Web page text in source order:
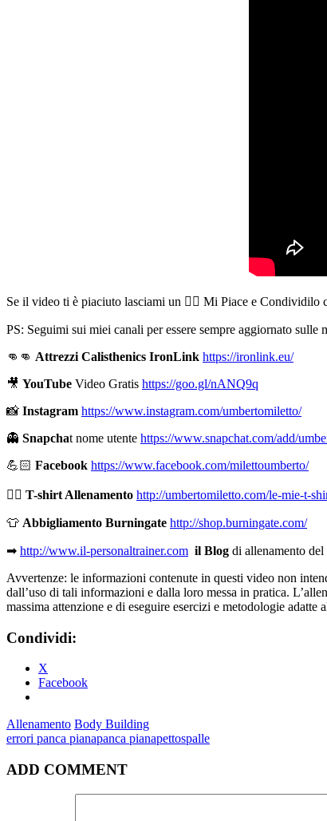
Se il video ti è piaciuto lasciami un 👍🏻 Mi Piace e
PS: Seguimi sui miei canali per essere sempre aggiornato sulle
👊👊 Attrezzi Calisthenics IronLink https://ironlink.eu/
🎥 YouTube Video Gratis https://goo.gl/nANQ9q
📸 Instagram https://www.instagram.com/umbertomiletto/
👻 Snapchat nome utente https://www.snapchat.com/add/
💪🏻 Facebook https://www.facebook.com/milettoumberto/
🏋🏻 T-shirt Allenamento http://umbertomiletto.com/le-mie-t-
👕 Abbigliamento Burningate http://shop.burningate.com/
➡ http://www.il-personaltrainer.com il Blog di allenamento
Avvertenze: le informazioni contenute in questi video non
dall’uso di tali informazioni e dalla loro messa in pratica.
massima attenzione e di eseguire esercizi e metodologie
Condividi:
X
Facebook
Allenamento Body Building
errori panca pianapanca pianapettospalle
ADD COMMENT